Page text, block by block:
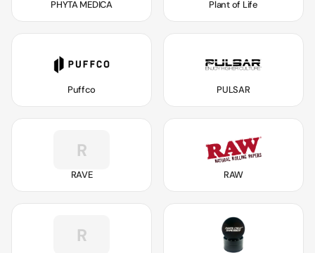
PHYTA MEDICA Plant of Life
Puffco PULSAR
R
RAVE RAW
R